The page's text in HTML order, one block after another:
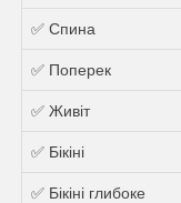
✅ Спина
✅ Поперек
✅ Живіт
✅ Бікіні
✅ Бікіні глибоке